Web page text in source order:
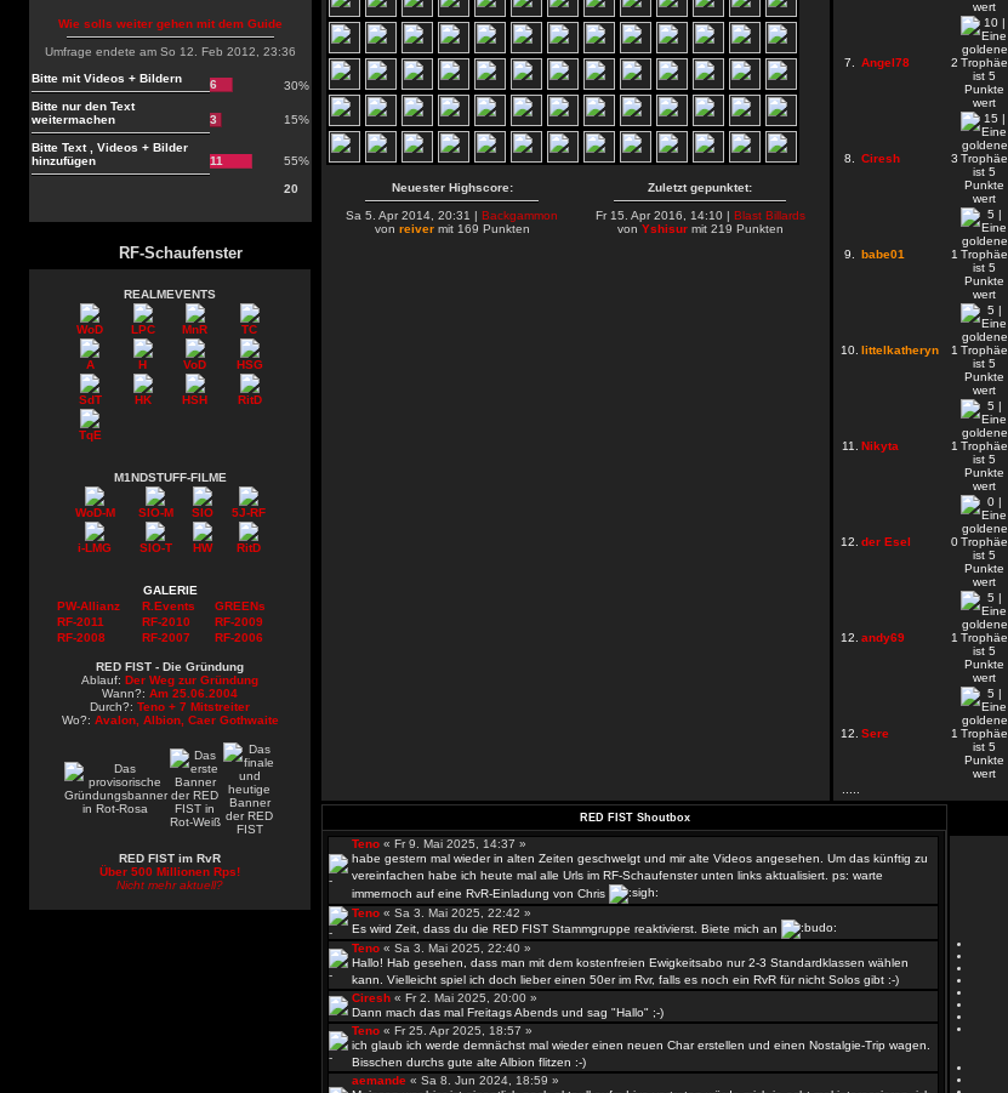
Wie solls weiter gehen mit dem Guide
Umfrage endete am So 12. Feb 2012, 23:36
Bitte mit Videos + Bildern
6
30%
Bitte nur den Text
weitermachen
3 15%
Bitte Text , Videos + Bilder
hinzufügen
11 55%
20
RF-Schaufenster
REALMEVENTS
WoD LPC MnR TC
A H VoD HSG
SdT HK HSH RitD
TqE
M1NDSTUFF-FILME
WoD-M SIO-M SIO 5J-RF
i-LMG SIO-T HW RitD
GALERIE
PW-Allianz
R.Events
GREENs
RF-2011
RF-2010
RF-2009
RF-2008
RF-2007 RF-2006
RED FIST - Die Gründung
Ablauf: Der Weg zur Gründung
Wann?: Am 25.06.2004
Durch?: Teno + 7 Mitstreiter
Wo?: Avalon, Albion, Caer Gothwaite
RED FIST im RvR
Über 500 Millionen Rps!
Nicht mehr aktuell?
Neuester Highscore:
Sa 5. Apr 2014, 20:31 | Backgammon
von reivermit 169 Punkten
Zuletzt gepunktet:
Fr 15. Apr 2016, 14:10 | Blast Billards
von Yshisurmit 219 Punkten
7. Angel78 2
8. Ciresh 3
9. babe01 1
10. littelkatheryn 1
11. Nikyta 1
12. der Esel 0
12. andy69 1
12. Sere 1
RED FIST Shoutbox
Teno « Fr 9. Mai 2025, 14:37 »
habe gestern mal wieder in alten Zeiten geschwelgt und mir alte Videos angesehen. Um das künftig zu
vereinfachen habe ich heute mal alle Urls im RF-Schaufenster unten links aktualisiert. ps: warte
immernoch auf eine RvR-Einladung von Chris
Teno « Sa 3. Mai 2025, 22:42 »
Es wird Zeit, dass du die RED FIST Stammgruppe reaktivierst. Biete mich an
Teno « Sa 3. Mai 2025, 22:40 »
Hallo! Hab gesehen, dass man mit dem kostenfreien Ewigkeitsabo nur 2-3 Standardklassen wählen
kann. Vielleicht spiel ich doch lieber einen 50er im Rvr, falls es noch ein RvR für nicht Solos gibt :-)
Ciresh « Fr 2. Mai 2025, 20:00 »
Dann mach das mal Freitags Abends und sag "Hallo" ;-)
Teno « Fr 25. Apr 2025, 18:57 »
ich glaub ich werde demnächst mal wieder einen neuen Char erstellen und einen Nostalgie-Trip wagen.
Bisschen durchs gute alte Albion flitzen :-)
aemande « Sa 8. Jun 2024, 18:59 »